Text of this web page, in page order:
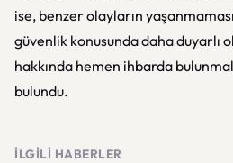
ise, benzer olayların
güvenlik konusunda daha duyarlı
hakkında hemen ihbarda
bulundu.
İLGILI HABERLER